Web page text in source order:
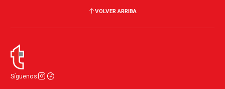
VOLVER ARRIBA
Síguenos